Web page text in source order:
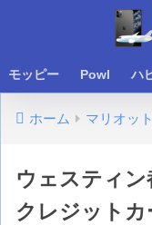
モッピー Powl ハ
ホーム マリオット
ウェスティン
クレジット